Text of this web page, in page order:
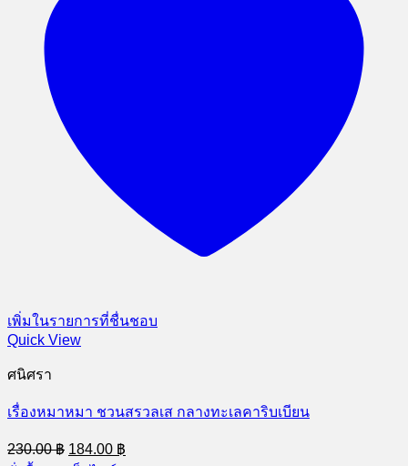
เพิ่มในรายการที่ชื่นชอบ
Quick View
ศนิศรา
เรื่องหมาหมา ชวนสรวลเส กลางทะเลคาริบเบียน
230.00฿ Original
price
184.00 ฿
price